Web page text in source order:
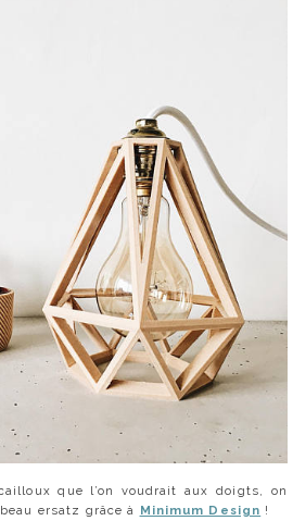
que l’on voudrait aux doigts, on
ersatz grâce à Minimum Design !